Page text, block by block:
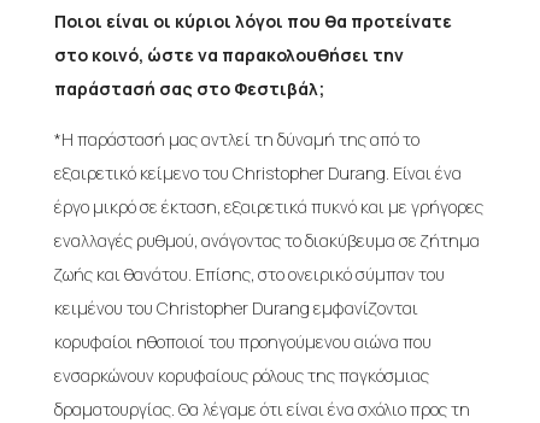
Ποιοι είναι οι κύριοι λόγοι που θα προτείνατε
στο κοινό, ώστε να παρακολουθήσει την
παράστασή σας στο Φεστιβάλ;
*Η παράστασή μας αντλεί τη δύναμή της από το
εξαιρετικό κείμενο του Christopher Durang. Είναι ένα
έργο μικρό σε έκταση, εξαιρετικά πυκνό και με γρήγορες
εναλλαγές ρυθμού, ανάγοντας το διακύβευμα σε ζήτημα
ζωής και θανάτου. Επίσης, στο ονειρικό σύμπαν του
κειμένου του Christopher Durang εμφανίζονται
κορυφαίοι ηθοποιοί του προηγούμενου αιώνα που
ενσαρκώνουν κορυφαίους ρόλους της παγκόσμιας
δραματουργίας. Θα λέγαμε ότι είναι ένα σχόλιο προς τη